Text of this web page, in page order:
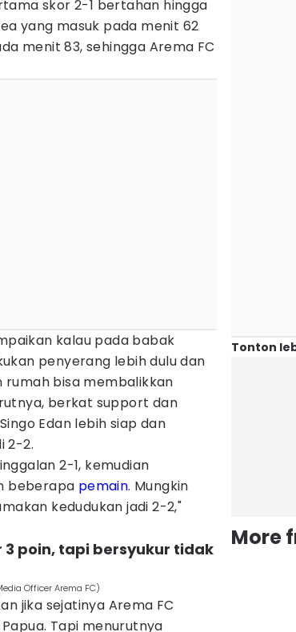
skor 2-1 bertahan hingga
yang masuk pada menit 62
menit 83, sehingga Arema FC
kalau pada babak
penyerang lebih dulu dan
rumah bisa membalikkan
berkat support dan
Edan lebih siap dan
2-2.
2-1, kemudian
beberapa pemain. Mungkin
kedudukan jadi 2-2,"
3 poin, tapi bersyukur tidak
Officer Arema FC)
jika sejatinya Arema FC
Tapi menurutnya
Tonton
More